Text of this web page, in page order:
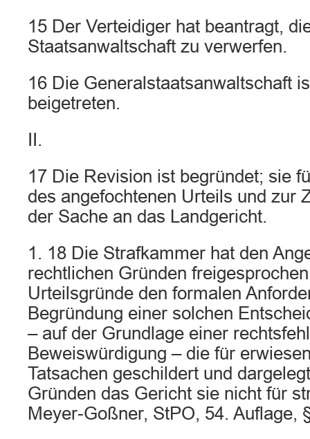
15 Der Verteidiger hat beantragt,
Staatsanwaltschaft zu verwerfen.
16 Die Generalstaatsanwaltschaft
beigetreten.
II.
17 Die Revision ist begründet; sie
des angefochtenen Urteils und zur
der Sache an das Landgericht.
1. 18 Die Strafkammer hat den
rechtlichen Gründen
Urteilsgründe den formalen
Begründung einer solchen
– auf der Grundlage einer
Beweiswürdigung – die für
Tatsachen geschildert und
Gründen das Gericht sie nicht für
Meyer-Goßner, StPO, 54. Auflage,